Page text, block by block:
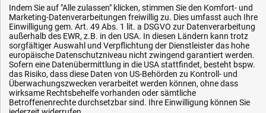
Karriere
OEM-Ersatzteile
Technik-Hilfe
Downloads
Kontakt
Indem Sie auf "Alle zulassen" klicken, stimmen Sie den Komfort- und
Marketing-Datenverarbeitungen freiwillig zu. Dies umfasst auch Ihre
Einwilligung gem. Art. 49 Abs. 1 lit. a DSGVO zur Datenverarbeitung
außerhalb des EWR, z.B. in den USA. In diesen Ländern kann trotz
sorgfältiger Auswahl und Verpflichtung der Dienstleister das hohe
europäische Datenschutzniveau nicht zwingend garantiert werden.
Sofern eine Datenübermittlung in die USA stattfindet, besteht bspw.
das Risiko, dass diese Daten von US-Behörden zu Kontroll- und
Überwachungszwecken verarbeitet werden können, ohne dass
wirksame Rechtsbehelfe vorhanden oder sämtliche
Betroffenenrechte durchsetzbar sind. Ihre Einwilligung können Sie